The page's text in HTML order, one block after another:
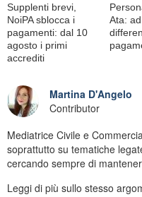
Supplenti brevi,
NoiPA sblocca i
pagamenti: dal 10
agosto i primi
accrediti
Ata:
Martina D'Angelo
Contributor
Mediatrice Civile e
soprattutto su tematiche
cercando sempre di
Leggi di più sullo stesso